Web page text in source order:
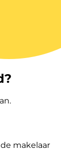
makelaar